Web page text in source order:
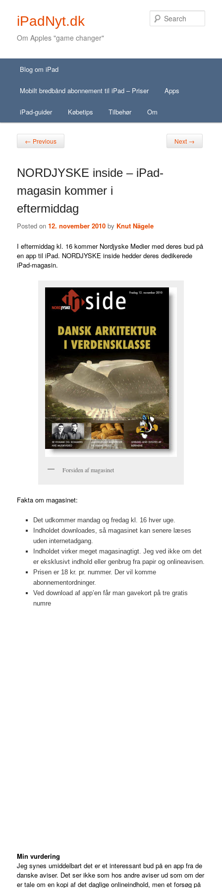
iPadNyt.dk
Om Apples "game changer"
Secondary menu
Skip to primary content
Skip to secondary content
Skip to primary content
Skip to secondary content
Blog om iPad
Mobilt bredbånd abonnement til iPad – Priser Apps
iPad-guider Købetips Tilbehør Om
Post navigation
← Previous Next →
NORDJYSKE inside – iPad-
magasin kommer i
eftermiddag
Posted on12. november 2010 by Knut Nägele
I eftermiddag kl. 16 kommer Nordjyske Medier med deres bud på
en app til iPad. NORDJYSKE inside hedder deres dedikerede
iPad-magasin.
Forsiden af magasinet
Fakta om magasinet:
Det udkommer mandag og fredag kl. 16 hver uge.
Indholdet downloades, så magasinet kan senere læses
uden internetadgang.
Indholdet virker meget magasinagtigt. Jeg ved ikke om det
er eksklusivt indhold eller genbrug fra papir og onlineavisen.
Prisen er 18 kr. pr. nummer. Der vil komme
abonnementordninger.
Ved download af app’en får man gavekort på tre gratis
numre
Min vurdering
Jeg synes umiddelbart det er et interessant bud på en app fra de
danske aviser. Det ser ikke som hos andre aviser ud som om der
er tale om en kopi af det daglige onlineindhold, men et forsøg på